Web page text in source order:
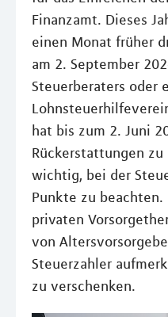
Finanzamt. Dieses
einen Monat früher
am 2. September
Steuerberaters oder
hat bis zum 2. Juni
Rückerstattungen
wichtig, bei der
Punkte zu beachten.
privaten
von
Steuerzahler
zu verschenken.